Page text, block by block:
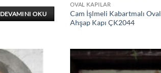
DEVAMINI OKU
OVAL KAPILAR
Cam İşlmeli Kabartmalı Oval
Ahşap Kapı ÇK2044